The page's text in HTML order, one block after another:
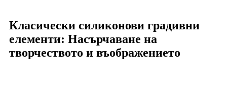
Класически силиконови градивни
елементи: Насърчаване на
творчеството и въображението